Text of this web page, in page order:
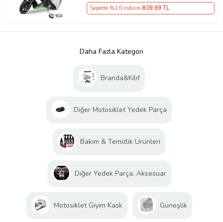
Sepette %10 İndirim 809,99 TL
Daha Fazla Kategori
Branda&Kılıf
Diğer Motosiklet Yedek Parça
Bakım & Temizlik Ürünleri
Diğer Yedek Parça, Aksesuar
Motosiklet Giyim Kask Güneşlik